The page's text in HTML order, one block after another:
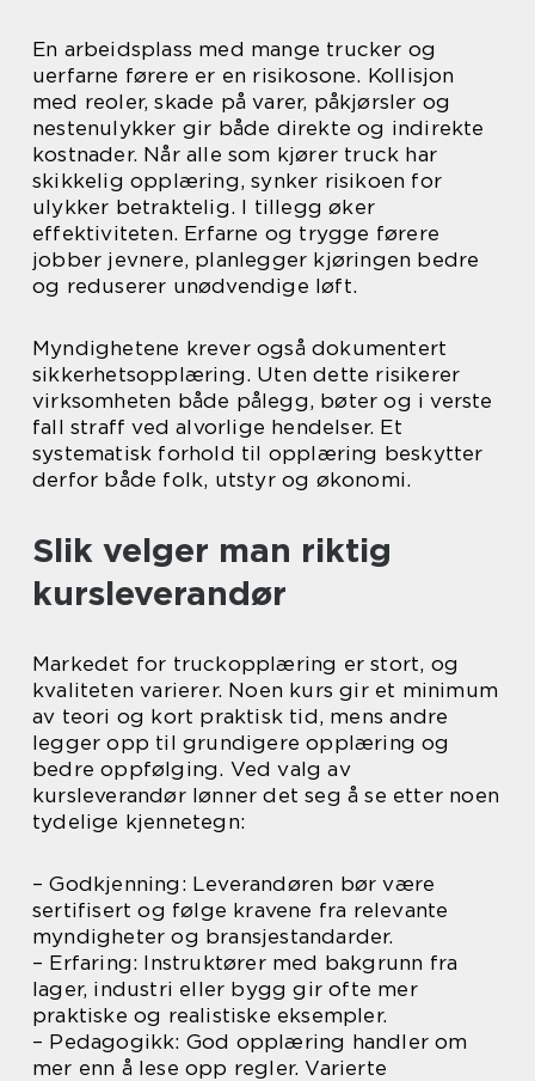
En arbeidsplass med mange trucker og
uerfarne førere er en risikosone. Kollisjon
med reoler, skade på varer, påkjørsler og
nestenulykker gir både direkte og indirekte
kostnader. Når alle som kjører truck har
skikkelig opplæring, synker risikoen for
ulykker betraktelig. I tillegg øker
effektiviteten. Erfarne og trygge førere
jobber jevnere, planlegger kjøringen bedre
og reduserer unødvendige løft.
Myndighetene krever også dokumentert
sikkerhetsopplæring. Uten dette risikerer
virksomheten både pålegg, bøter og i verste
fall straff ved alvorlige hendelser. Et
systematisk forhold til opplæring beskytter
derfor både folk, utstyr og økonomi.
Slik velger man riktig
kursleverandør
Markedet for truckopplæring er stort, og
kvaliteten varierer. Noen kurs gir et minimum
av teori og kort praktisk tid, mens andre
legger opp til grundigere opplæring og
bedre oppfølging. Ved valg av
kursleverandør lønner det seg å se etter noen
tydelige kjennetegn:
– Godkjenning: Leverandøren bør være
sertifisert og følge kravene fra relevante
myndigheter og bransjestandarder.
– Erfaring: Instruktører med bakgrunn fra
lager, industri eller bygg gir ofte mer
praktiske og realistiske eksempler.
– Pedagogikk: God opplæring handler om
mer enn å lese opp regler. Varierte